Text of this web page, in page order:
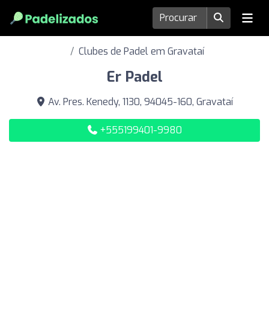
Clubes de Padel em Gravataí
Er Padel
Av. Pres. Kenedy, 1130, 94045-160, Gravataí
+555199401-9980